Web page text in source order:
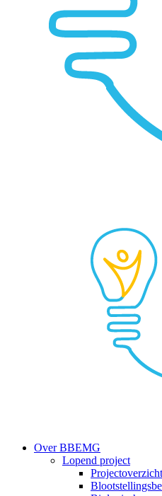
search
Menu
Over BBEMG
Lopend project
Projectoverzicht